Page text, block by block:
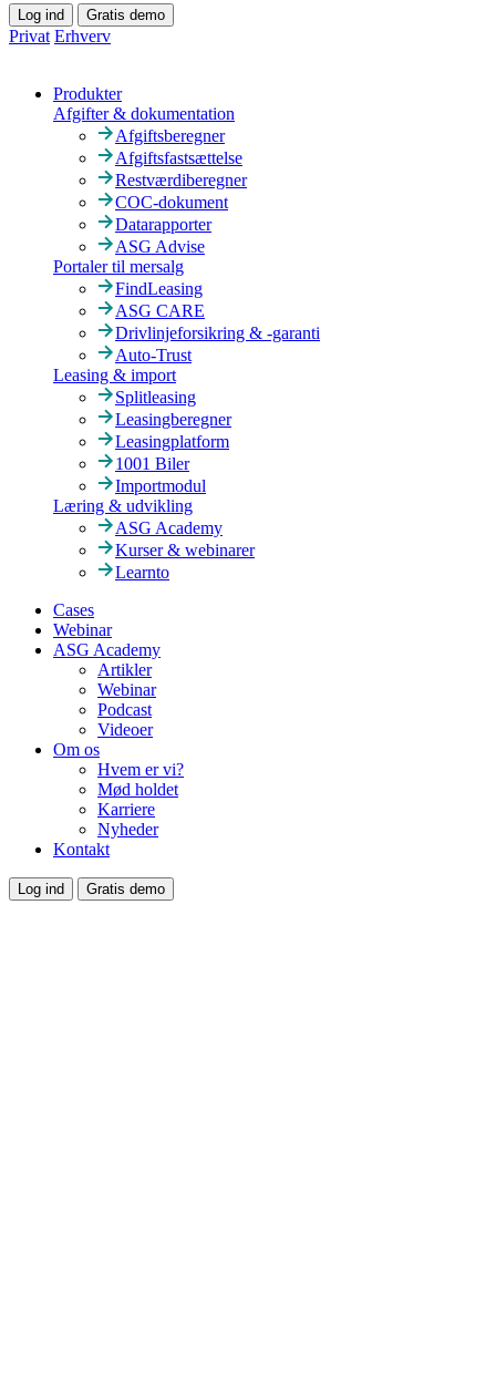
Log ind Gratis demo
Privat Erhverv
Produkter
Afgifter & dokumentation
Afgiftsberegner
Afgiftsfastsættelse
Restværdiberegner
COC-dokument
Datarapporter
ASG Advise
Portaler til mersalg
FindLeasing
ASG CARE
Drivlinjeforsikring & -garanti
Auto-Trust
Leasing & import
Splitleasing
Leasingberegner
Leasingplatform
1001 Biler
Importmodul
Læring & udvikling
ASG Academy
Kurser & webinarer
Learnto
Cases
Webinar
ASG Academy
Artikler
Webinar
Podcast
Videoer
Om os
Hvem er vi?
Mød holdet
Karriere
Nyheder
Kontakt
Log ind Gratis demo